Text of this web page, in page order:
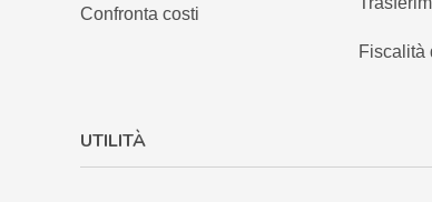
Confronta costi
Fiscalità
UTILITÀ